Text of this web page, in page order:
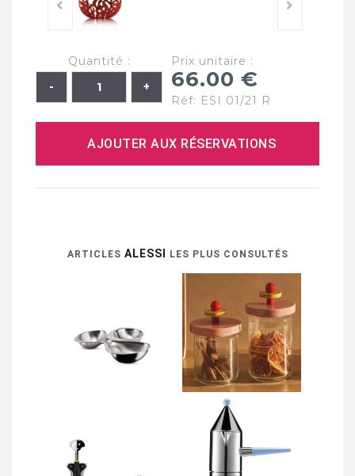
Quantité : Prix unitaire :
66.00 €
Réf: ESI 01/21 R
AJOUTER AUX RÉSERVATIONS
ARTICLES ALESSI LES PLUS CONSULTÉS